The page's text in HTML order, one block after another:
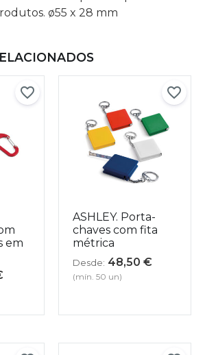
ø55 x 28 mm
em
ASHLEY. Porta-
chaves com fita
métrica
Desde: 48,50 €
(mín. 50 un)